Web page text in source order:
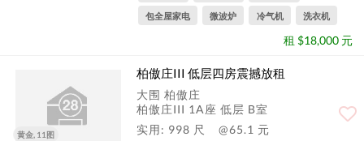
包全屋家电 微波炉 冷气机 洗衣机
租 $18,000 元
黄金, 11图
柏傲庄III 低层四房震撼放租
大围 柏傲庄
柏傲庄III 1A座 低层 B室
实用: 998 尺
@65.1 元